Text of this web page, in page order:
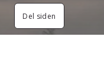
Del siden